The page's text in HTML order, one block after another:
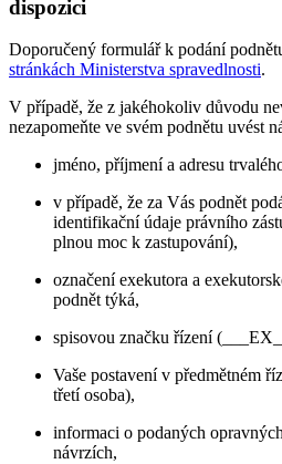
dispozici
Doporučený formulář k podání
stránkách Ministerstva spravedlnosti.
V případě, že z jakéhokoliv důvodu
nezapomeňte ve svém podnětu uvést
jméno, příjmení a adresu
v případě, že za Vás podnět
identifikační údaje právního
plnou moc k zastupování),
označení exekutora a
podnět týká,
spisovou značku řízení
Vaše postavení v předmětném
třetí osoba),
informaci o podaných
návrzích,